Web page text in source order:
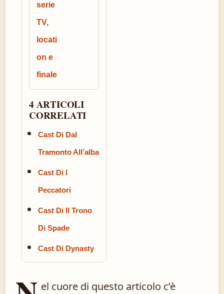
serie
TV,
locati
on e
finale
4 ARTICOLI
CORRELATI
Cast Di Dal
Tramonto All’alba
Cast Di I
Peccatori
Cast Di Il Trono
Di Spade
Cast Di Dynasty
el cuore di questo articolo c’è